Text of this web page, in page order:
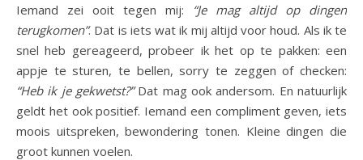
Iemand zei ooit tegen mij: “Je mag altijd op dingen
terugkomen”. Dat is iets wat ik mij altijd voor houd. Als ik te
snel heb gereageerd, probeer ik het op te pakken: een
appje te sturen, te bellen, sorry te zeggen of checken:
“Heb ik je gekwetst?”Dat mag ook andersom. En natuurlijk
geldt het ook positief. Iemand een compliment geven, iets
moois uitspreken, bewondering tonen. Kleine dingen die
groot kunnen voelen.